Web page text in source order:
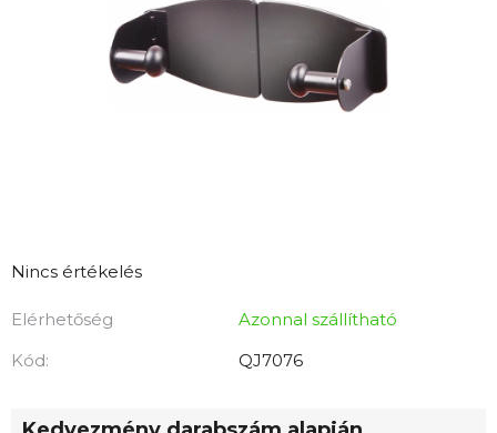
A
átlagos
értékelése
Nincs értékelés
Elérhetőség
Azonnal szállítható
Kód:
QJ7076